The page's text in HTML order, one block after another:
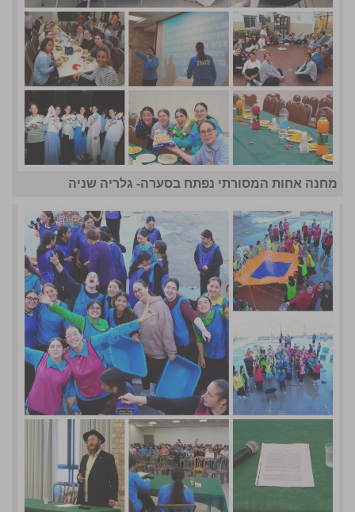
מחנה אחות המסורתי נפתח בסערה- גלריה שניה